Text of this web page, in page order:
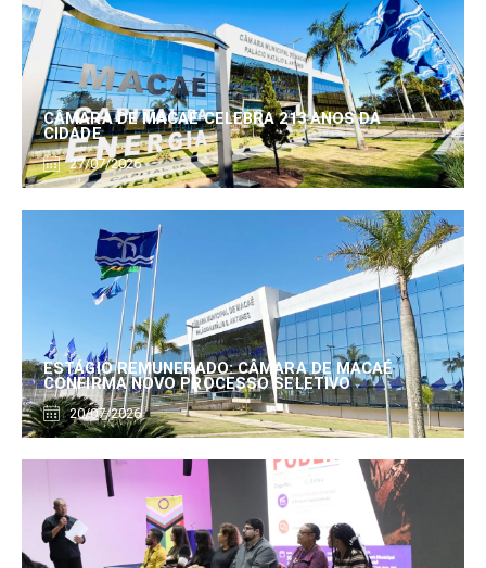
CÂMARA DE MACAÉ CELEBRA 213 ANOS DA
CIDADE
27/07/2026
ESTÁGIO REMUNERADO: CÂMARA DE MACAÉ
CONFIRMA NOVO PROCESSO SELETIVO
20/07/2026